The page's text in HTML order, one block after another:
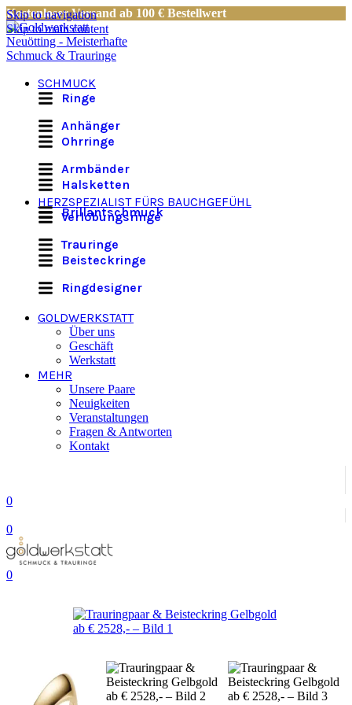
Skip to navigation
Skip to main content
Kostenloser Versand ab 100 € Bestellwert
SCHMUCK
Ringe
Anhänger
Ohrringe
Armbänder
Halsketten
Brillantschmuck
HERZSPEZIALIST FÜRS BAUCHGEFÜHL
Verlobungsringe
Trauringe
Beisteckringe
Ringdesigner
GOLDWERKSTATT
Über uns
Geschäft
Werkstatt
MEHR
Unsere Paare
Neuigkeiten
Veranstaltungen
Fragen & Antworten
Kontakt
0
0
0